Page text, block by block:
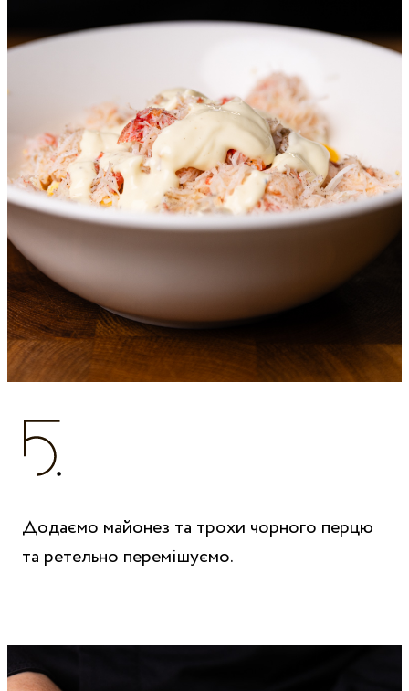
Додаємо майонез та трохи чорного перцю
та ретельно перемішуємо.